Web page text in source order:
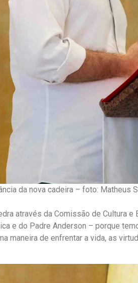
da nova cadeira – foto: Matheus
através da Comissão de Cultura
e do Padre Anderson – porque
maneira de enfrentar a vida, as